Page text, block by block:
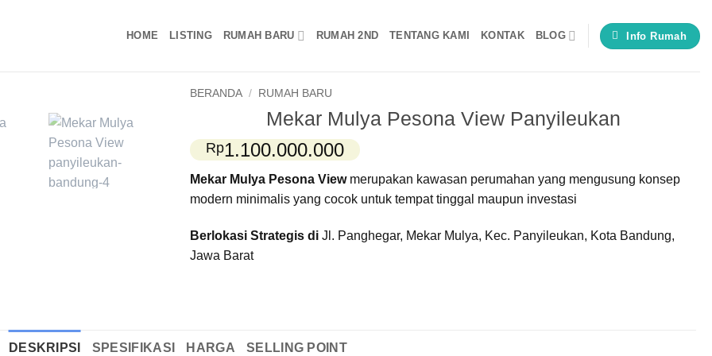
HOME LISTING RUMAH BARU RUMAH 2ND TENTANG KAMI KONTAK BLOG Info Rumah
BERANDA / RUMAH BARU
Mekar Mulya Pesona View Panyileukan
Rp1.100.000.000
Mekar Mulya Pesona View merupakan kawasan perumahan yang mengusung konsep
modern minimalis yang cocok untuk tempat tinggal maupun investasi
Berlokasi Strategis di Jl. Panghegar, Mekar Mulya, Kec. Panyileukan, Kota Bandung,
Jawa Barat
DESKRIPSI SPESIFIKASI HARGA SELLING POINT